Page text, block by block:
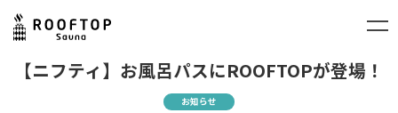
【ニフティ】お風呂パスにROOFTOPが登場！
お知らせ